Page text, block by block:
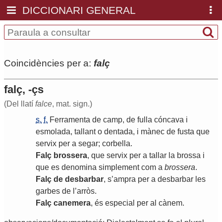
DICCIONARI GENERAL
Coincidències per a: falç
falç, -çs
(Del llatí falce, mat. sign.)
s. f. Ferramenta de camp, de fulla cóncava i
esmolada, tallant o dentada, i mànec de fusta que
servix per a segar; corbella.
Falç brossera, que servix per a tallar la brossa i
que es denomina simplement com a brossera.
Falç de desbarbar, s’ampra per a desbarbar les
garbes de ’arròs.
Falç canemera, és especial per al cànem.